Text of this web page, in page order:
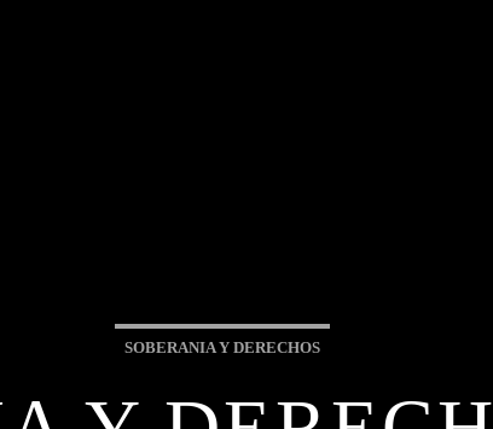
SOBERANIA Y DERECHOS